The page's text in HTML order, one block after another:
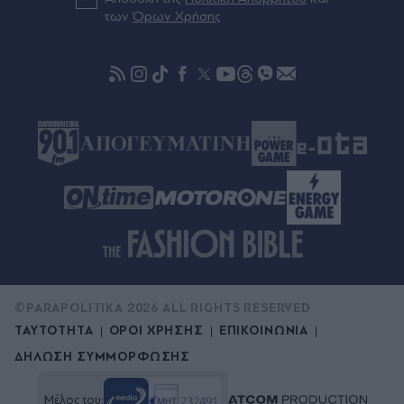
Πριν 34 λεπτά
ΑΑΔΕ ο Κυριάκος Μητσοτάκης: "Η χώρα δεν
μπορεί να είναι άλλο αιχμάλωτη του
αποζημιώσεων (Βίντεο)
τωνΌρων Χρήσης
ΤΑΥΤΟΤΗΤΑ ΟΡΟΙ ΧΡΗΣΗΣ
ΕΠΙΚΟΙΝΩΝΙΑ
ΔΗΛΩΣΗ ΣΥΜΜΟΡΦΩΣΗΣ
©PARAPOLITIKA 2026 ALL RIGHTS RESERVED
Μέλος του: